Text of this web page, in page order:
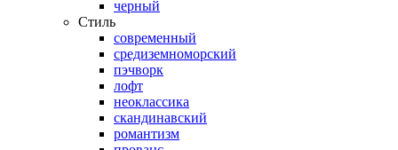
черный
Стиль
современный
средиземноморский
пэчворк
лофт
неоклассика
скандинавский
романтизм